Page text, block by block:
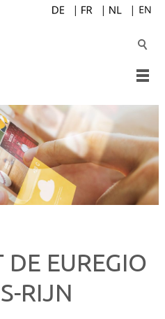
DE EUREGIO
RIJN